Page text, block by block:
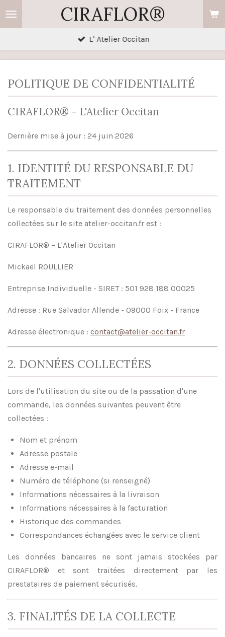
Passer
principal
CIRAFLOR®
L' Atelier Occitan
POLITIQUE DE CONFIDENTIALITÉ
CIRAFLOR® – L'Atelier Occitan
Dernière mise à jour : 24 juin 2026
1. IDENTITÉ DU RESPONSABLE DU
TRAITEMENT
Le responsable du traitement des données personnelles
collectées sur le site atelier-occitan.fr est :
CIRAFLOR® – L'Atelier Occitan
Mickaël ROULLIER
Entreprise Individuelle - SIRET : 501 928 188 00025
Adresse : Rue Salvador Allende - 09000 Foix - France
Adresse électronique : contact@atelier-occitan.fr
2. DONNÉES COLLECTÉES
Lors de l'utilisation du site ou de la passation d'une
commande, les données suivantes peuvent être
collectées :
Nom et prénom
Adresse postale
Adresse e-mail
Numéro de téléphone (si renseigné)
Informations nécessaires à la livraison
Informations nécessaires à la facturation
Historique des commandes
Correspondances échangées avec le service client
Les données bancaires ne sont jamais stockées par
CIRAFLOR® et sont traitées directement par les
prestataires de paiement sécurisés.
3. FINALITÉS DE LA COLLECTE